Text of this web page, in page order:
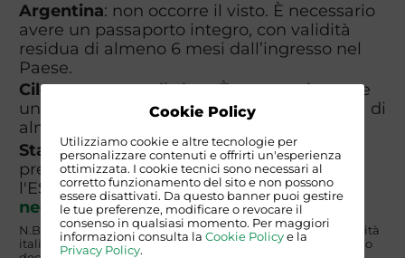
Cookie Policy
Utilizziamo cookie e altre tecnologie per
personalizzare contenuti e offrirti un'esperienza
ottimizzata. I cookie tecnici sono necessari al
corretto funzionamento del sito e non possono
essere disattivati. Da questo banner puoi gestire
le tue preferenze, modificare o revocare il
consenso in qualsiasi momento. Per maggiori
informazioni consulta la Cookie Policye la
Privacy Policy.
Argentina: non occorre il visto. È necessario
avere un passaporto integro, con validità
residua di almeno 6 mesi dall’ingresso nel
Paese.
Cile: non occorre il visto. È necessario avere
un passaporto integro, con validità residua di
almeno 6 mesi dall’ingresso nel Paese.
Stati Uniti: Nel caso in cui il piano voli
preveda lo scalo in USA è necessario fare
l'ESTA. Vedi leinformazioni per l'ingresso
negli Stati Uniti
N.B. I requisiti indicati valgono per i viaggiatori di nazionalità
italiana. I partecipanti di nazionalità NON italiana dovranno